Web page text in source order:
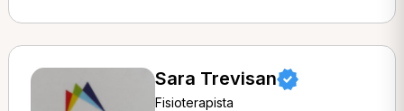
Sara Trevisan
Fisioterapista